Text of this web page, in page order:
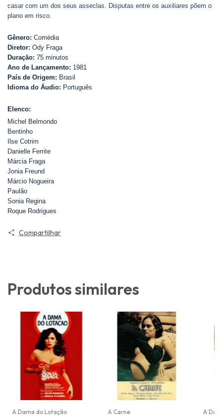
casar com um dos seus asseclas. Disputas entre os auxiliares põem o
plano em risco.
Gênero: Comédia
Diretor: Ody Fraga
Duração: 75 minutos
Ano de Lançamento: 1981
País de Origem: Brasil
Idioma do Áudio: Português
Elenco:
Michel Belmondo
Bentinho
Ilse Cotrim
Danielle Ferrite
Márcia Fraga
Jonia Freund
Márcio Nogueira
Paulão
Sonia Regina
Roque Rodrigues
Compartilhar
Produtos similares
A Dama do Lotação
A Carne
A